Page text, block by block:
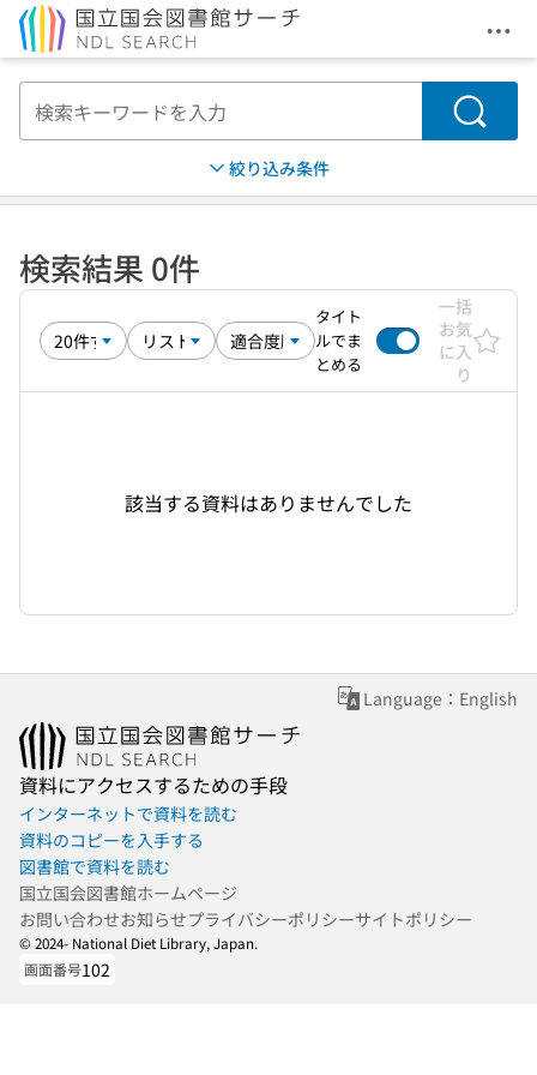
メ
検索
絞り込み条件
検索結果 0件
タイト
ルでま
とめる
一括
お気
に入
り
該当する資料はありませんでした
Language：English
資料にアクセスするための手段
インターネットで資料を読む
資料のコピーを入手する
図書館で資料を読む
国立国会図書館ホームページ
お問い合わせお知らせプライバシーポリシーサイトポリシー
© 2024- National Diet Library, Japan.
画面番号102